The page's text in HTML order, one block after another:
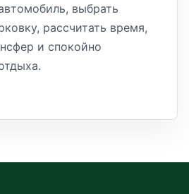
выбрать
рассчитать время,
и спокойно